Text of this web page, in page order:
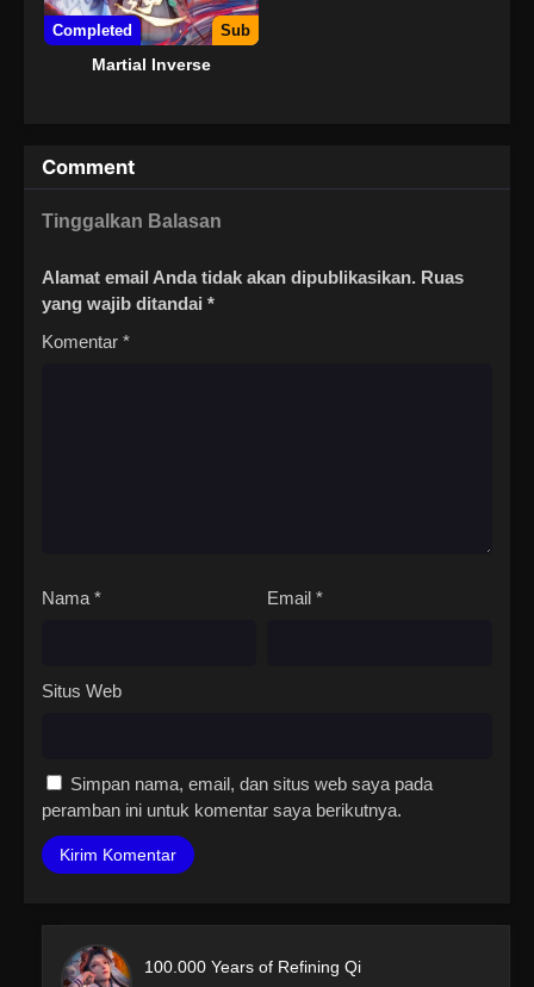
Completed Sub
Martial Inverse
Comment
Tinggalkan Balasan
Alamat email Anda tidak akan dipublikasikan. Ruas
yang wajib ditandai *
Komentar *
Nama * Email *
Situs Web
Simpan nama, email, dan situs web saya pada
peramban ini untuk komentar saya berikutnya.
100.000 Years of Refining Qi